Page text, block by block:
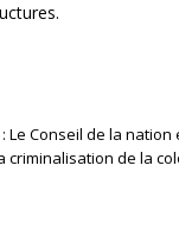
Le Conseil de la
criminalisation de la